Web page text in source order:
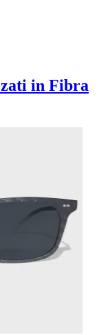
in Fibra